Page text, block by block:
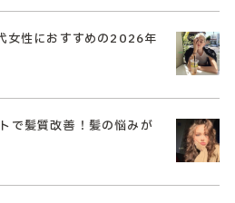
女性におすすめの2026年
で髪質改善！髪の悩みが